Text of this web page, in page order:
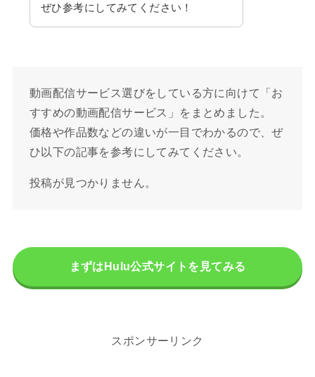
ぜひ参考にしてみてください！
動画配信サービス選びをしている方に向けて「お
すすめの動画配信サービス」をまとめました。
価格や作品数などの違いが一目でわかるので、ぜ
ひ以下の記事を参考にしてみてください。
投稿が見つかりません。
まずはHulu公式サイトを見てみる
スポンサーリンク